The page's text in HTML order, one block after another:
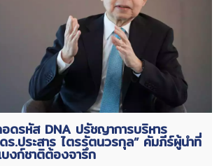
ดรหัส DNA ปรัชญาการบริหาร
ร.ประสาร ไตรรัตนวรกุล” คัมภีร์ผู้นำที่
งก์ชาติต้องจารึก